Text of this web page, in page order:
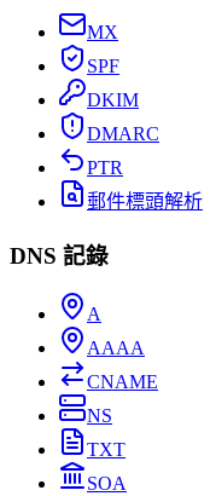
MX
SPF
DKIM
DMARC
PTR
郵件標頭解析
DNS 記錄
A
AAAA
CNAME
NS
TXT
SOA